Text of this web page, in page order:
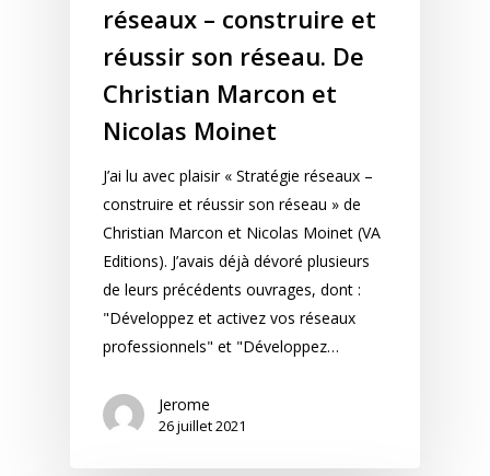
réseaux – construire et
réussir son réseau. De
Christian Marcon et
Nicolas Moinet
J’ai lu avec plaisir « Stratégie réseaux –
construire et réussir son réseau » de
Christian Marcon et Nicolas Moinet (VA
Editions). J’avais déjà dévoré plusieurs
de leurs précédents ouvrages, dont :
"Développez et activez vos réseaux
professionnels" et "Développez…
Jerome
26 juillet 2021